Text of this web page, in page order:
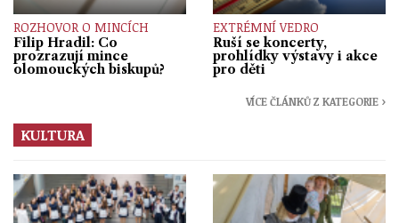
ROZHOVOR O MINCÍCH
Filip Hradil: Co
prozrazují mince
olomouckých biskupů?
EXTRÉMNÍ VEDRO
Ruší se koncerty,
prohlídky výstavy i akce
pro děti
VÍCE ČLÁNKŮ Z KATEGORIE ›
KULTURA